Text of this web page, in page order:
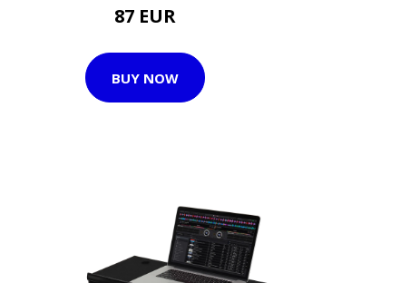
87 EUR
BUY NOW